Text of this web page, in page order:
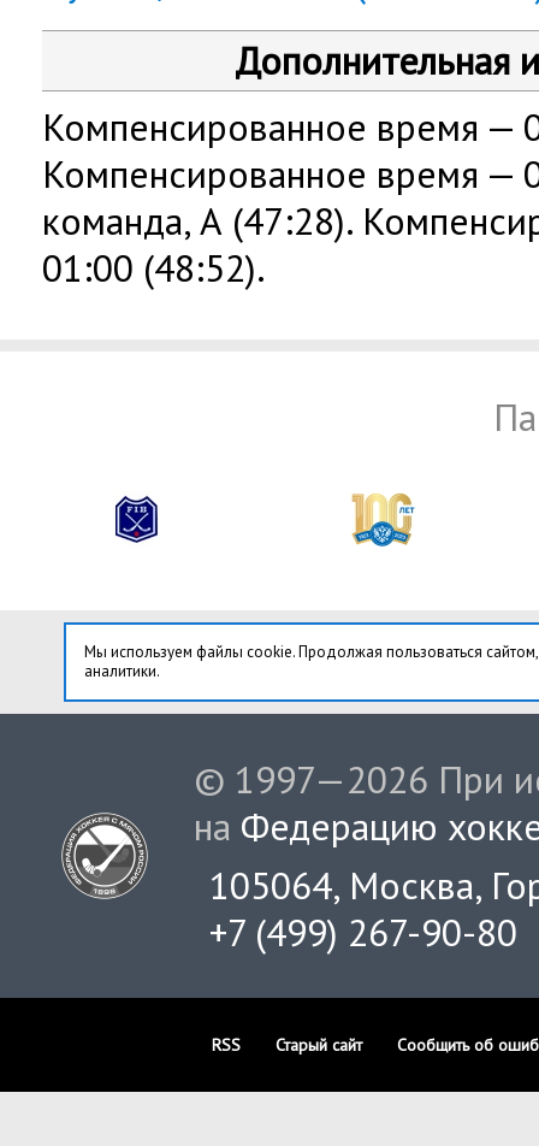
Дополнительная
Компенсированное время —
Компенсированное время —
команда, А (47:28).
01:00 (48:52).
Мы используем файлы cookie. Продолжая пользоваться
аналитики.
© 1997—2026 При
на Федерацию
105064, Москва,
+7 (499) 267-90-80
RSS Старый сайт Сообщить об